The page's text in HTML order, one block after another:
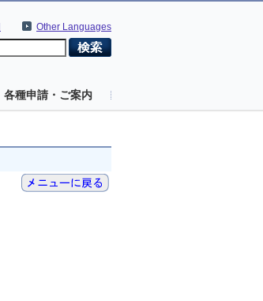
Other Languages
各種申請・ご案内